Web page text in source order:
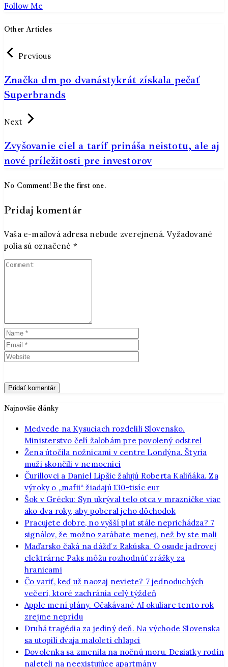
Follow Me
Other Articles
Previous
Značka dm po dvanástykrát získala pečať
Superbrands
Next
Zvyšovanie ciel a taríf prináša neistotu, ale aj
nové príležitosti pre investorov
No Comment! Be the first one.
Pridaj komentár
Vaša e-mailová adresa nebude zverejnená. Vyžadované
polia sú označené *
Najnovšie články
Medvede na Kysuciach rozdelili Slovensko.
Ministerstvo čelí žalobám pre povolený odstrel
Žena útočila nožnicami v centre Londýna. Štyria
muži skončili v nemocnici
Čurillovci a Daniel Lipšic žalujú Roberta Kaliňáka. Za
výroky o „mafii“ žiadajú 130-tisíc eur
Šok v Grécku: Syn ukrýval telo otca v mrazničke viac
ako dva roky, aby poberal jeho dôchodok
Pracujete dobre, no vyšší plat stále neprichádza? 7
signálov, že možno zarábate menej, než by ste mali
Maďarsko čaká na dážď z Rakúska. O osude jadrovej
elektrárne Paks môžu rozhodnúť zrážky za
hranicami
Čo variť, keď už naozaj neviete? 7 jednoduchých
večerí, ktoré zachránia celý týždeň
Apple mení plány. Očakávané AI okuliare tento rok
zrejme neprídu
Druhá tragédia za jediný deň. Na východe Slovenska
sa utopili dvaja maloletí chlapci
Dovolenka sa zmenila na nočnú moru. Desiatky rodín
naleteli na neexistujúce apartmány